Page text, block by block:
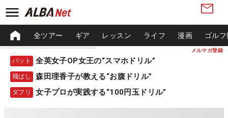
メルマガ登録
全ツアー ギア レッスン ライフ 漫画 ゴル
パット 全英女子OP女王の“スマホドリル”
飛ばし 森田理香子が教える“お腹ドリル”
ダフリ 女子プロが実践する“100円玉ドリル”